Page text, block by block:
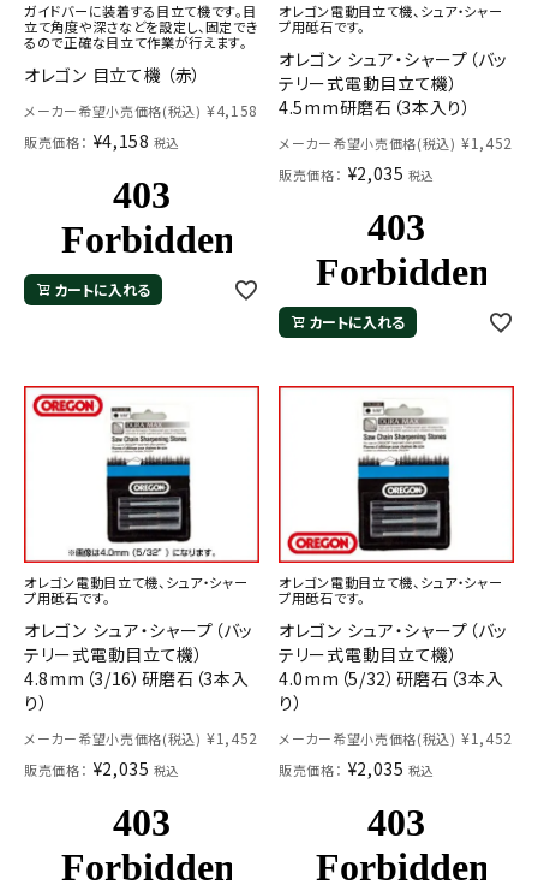
ガイドバーに装着する目立て機です。目
立て角度や深さなどを設定し、固定でき
るので正確な目立て作業が行えます。
オレゴン 目立て機 （赤）
メーカー希望小売価格(税込) ¥4,158
販売価格： ¥4,158 税込
カートに入れる
オレゴン電動目立て機、シュア・シャー
プ用砥石です。
オレゴン シュア・シャープ（バッ
テリー式電動目立て機）
4.5mm研磨石（3本入り）
メーカー希望小売価格(税込) ¥1,452
販売価格： ¥2,035 税込
カートに入れる
オレゴン電動目立て機、シュア・シャー
プ用砥石です。
オレゴン シュア・シャープ（バッ
テリー式電動目立て機）
4.8mm（3/16）研磨石（3本入
り）
メーカー希望小売価格(税込) ¥1,452
販売価格： ¥2,035 税込
オレゴン電動目立て機、シュア・シャー
プ用砥石です。
オレゴン シュア・シャープ（バッ
テリー式電動目立て機）
4.0mm（5/32）研磨石（3本入
り）
メーカー希望小売価格(税込) ¥1,452
販売価格： ¥2,035 税込